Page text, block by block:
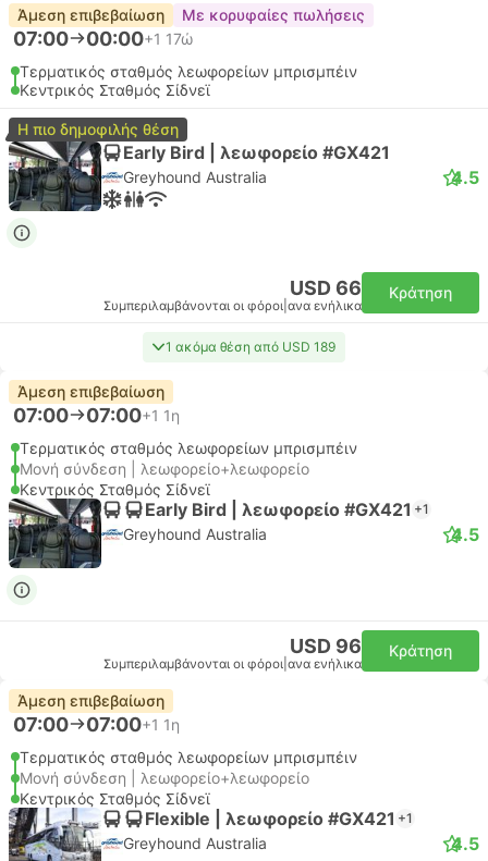
Άμεση επιβεβαίωση Με κορυφαίες πωλήσεις
07:00 00:00+1 17ώ
Τερματικός σταθμός λεωφορείων μπρισμπέιν
Κεντρικός Σταθμός Σίδνεϊ
Η πιο δημοφιλής θέση
Early Bird | λεωφορείο #GX421
Greyhound Australia 4.5
USD 66
Συμπεριλαμβάνονται οι φόροι ανα ενήλικα
Κράτηση
1 ακόμα θέση από USD 189
Άμεση επιβεβαίωση
07:00 07:00+1 1η
Τερματικός σταθμός λεωφορείων μπρισμπέιν
Μονή σύνδεση | λεωφορείο+λεωφορείο
Κεντρικός Σταθμός Σίδνεϊ
Early Bird | λεωφορείο #GX421 +1
Greyhound Australia 4.5
USD 96
Συμπεριλαμβάνονται οι φόροι ανα ενήλικα
Κράτηση
Άμεση επιβεβαίωση
07:00 07:00+1 1η
Τερματικός σταθμός λεωφορείων μπρισμπέιν
Μονή σύνδεση | λεωφορείο+λεωφορείο
Κεντρικός Σταθμός Σίδνεϊ
Flexible | λεωφορείο #GX421 +1
Greyhound Australia 4.5